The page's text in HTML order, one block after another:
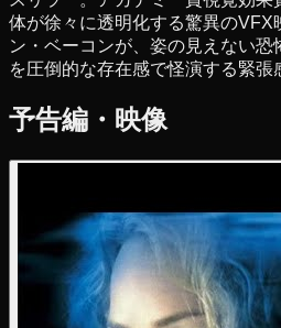
体が徐々に透明化する驚異のVFX
ン・ベーコンが、姿の見えない
を圧倒的な存在感で怪演する緊張
予告編・映像